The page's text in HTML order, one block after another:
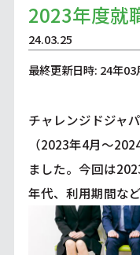
2023年度就
24.03.25
最終更新日時: 24年
チャレンジドジャ
（2023年4月～
ました。今回は
年代、利用期間な